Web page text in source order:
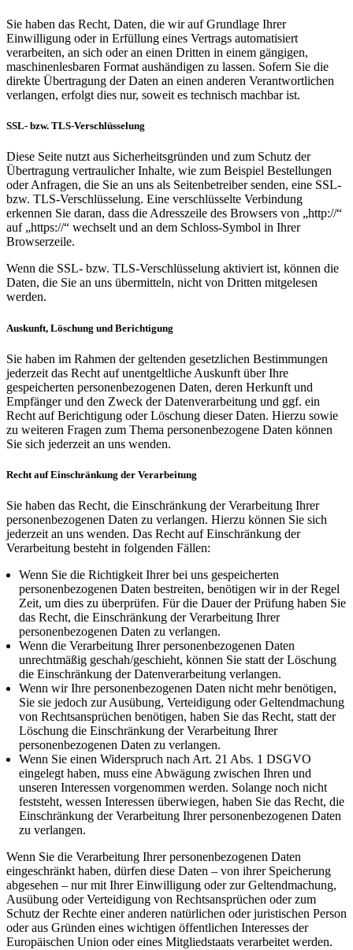
Sie haben das Recht, Daten, die wir auf Grundlage Ihrer
Einwilligung oder in Erfüllung eines Vertrags automatisiert
verarbeiten, an sich oder an einen Dritten in einem gängigen,
maschinenlesbaren Format aushändigen zu lassen. Sofern Sie die
direkte Übertragung der Daten an einen anderen Verantwortlichen
verlangen, erfolgt dies nur, soweit es technisch machbar ist.
SSL- bzw. TLS-Verschlüsselung
Diese Seite nutzt aus Sicherheitsgründen und zum Schutz der
Übertragung vertraulicher Inhalte, wie zum Beispiel Bestellungen
oder Anfragen, die Sie an uns als Seitenbetreiber senden, eine SSL-
bzw. TLS-Verschlüsselung. Eine verschlüsselte Verbindung
erkennen Sie daran, dass die Adresszeile des Browsers von „http://“
auf „https://“ wechselt und an dem Schloss-Symbol in Ihrer
Browserzeile.
Wenn die SSL- bzw. TLS-Verschlüsselung aktiviert ist, können die
Daten, die Sie an uns übermitteln, nicht von Dritten mitgelesen
werden.
Auskunft, Löschung und Berichtigung
Sie haben im Rahmen der geltenden gesetzlichen Bestimmungen
jederzeit das Recht auf unentgeltliche Auskunft über Ihre
gespeicherten personenbezogenen Daten, deren Herkunft und
Empfänger und den Zweck der Datenverarbeitung und ggf. ein
Recht auf Berichtigung oder Löschung dieser Daten. Hierzu sowie
zu weiteren Fragen zum Thema personenbezogene Daten können
Sie sich jederzeit an uns wenden.
Recht auf Einschränkung der Verarbeitung
Sie haben das Recht, die Einschränkung der Verarbeitung Ihrer
personenbezogenen Daten zu verlangen. Hierzu können Sie sich
jederzeit an uns wenden. Das Recht auf Einschränkung der
Verarbeitung besteht in folgenden Fällen:
Wenn Sie die Richtigkeit Ihrer bei uns gespeicherten
personenbezogenen Daten bestreiten, benötigen wir in der Regel
Zeit, um dies zu überprüfen. Für die Dauer der Prüfung haben Sie
das Recht, die Einschränkung der Verarbeitung Ihrer
personenbezogenen Daten zu verlangen.
Wenn die Verarbeitung Ihrer personenbezogenen Daten
unrechtmäßig geschah/geschieht, können Sie statt der Löschung
die Einschränkung der Datenverarbeitung verlangen.
Wenn wir Ihre personenbezogenen Daten nicht mehr benötigen,
Sie sie jedoch zur Ausübung, Verteidigung oder Geltendmachung
von Rechtsansprüchen benötigen, haben Sie das Recht, statt der
Löschung die Einschränkung der Verarbeitung Ihrer
personenbezogenen Daten zu verlangen.
Wenn Sie einen Widerspruch nach Art. 21 Abs. 1 DSGVO
eingelegt haben, muss eine Abwägung zwischen Ihren und
unseren Interessen vorgenommen werden. Solange noch nicht
feststeht, wessen Interessen überwiegen, haben Sie das Recht, die
Einschränkung der Verarbeitung Ihrer personenbezogenen Daten
zu verlangen.
Wenn Sie die Verarbeitung Ihrer personenbezogenen Daten
eingeschränkt haben, dürfen diese Daten – von ihrer Speicherung
abgesehen – nur mit Ihrer Einwilligung oder zur Geltendmachung,
Ausübung oder Verteidigung von Rechtsansprüchen oder zum
Schutz der Rechte einer anderen natürlichen oder juristischen Person
oder aus Gründen eines wichtigen öffentlichen Interesses der
Europäischen Union oder eines Mitgliedstaats verarbeitet werden.